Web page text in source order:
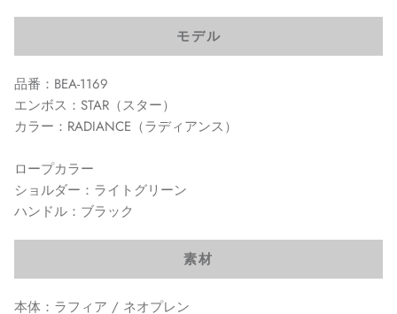
モデル
品番：BEA-1169
エンボス：STAR（スター）
カラー：RADIANCE（ラディアンス）
ロープカラー
ショルダー：ライトグリーン
ハンドル：ブラック
素材
本体：ラフィア / ネオプレン